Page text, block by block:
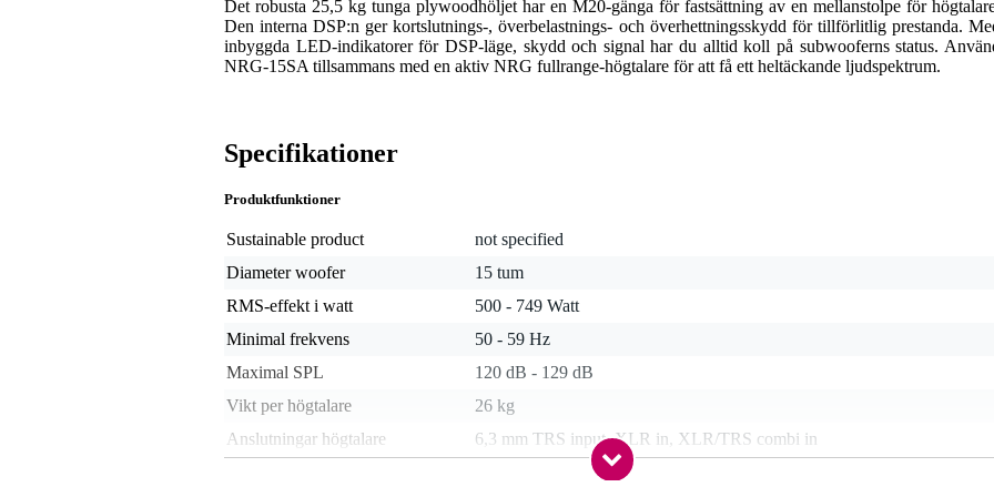
Det robusta 25,5 kg tunga plywoodhöljet har en M20-gänga för fastsättning av en mellanstolpe för
Den interna DSP:n ger kortslutnings-, överbelastnings- och överhettningsskydd för tillförlitlig prestanda.
inbyggda LED-indikatorer för DSP-läge, skydd och signal har du alltid koll på subwooferns status.
NRG-15SA tillsammans med en aktiv NRG fullrange-högtalare för att få ett heltäckande ljudspektrum.
Specifikationer
Produktfunktioner
Sustainable product
not specified
Diameter woofer
15 tum
RMS-effekt i watt
500 - 749 Watt
Minimal frekvens
50 - 59 Hz
Maximal SPL
120 dB - 129 dB
Vikt per högtalare
26 kg
Anslutningar högtalare
6,3 mm TRS input, XLR in, XLR/TRS combi in